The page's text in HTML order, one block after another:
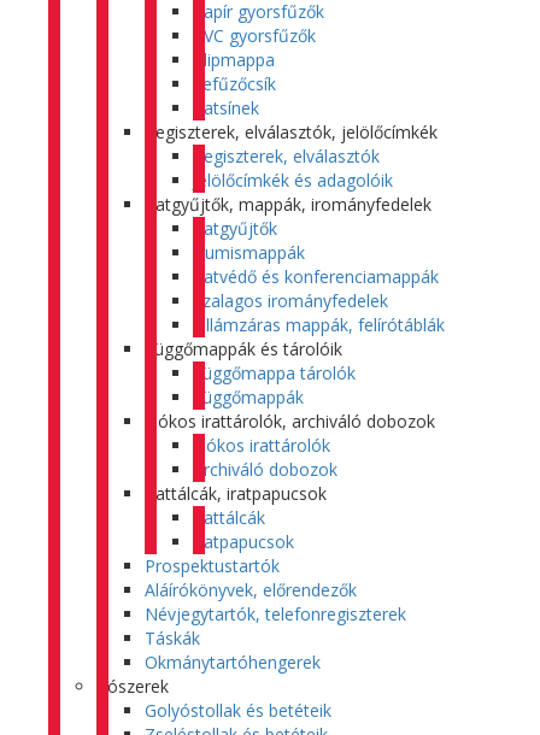
Papír gyorsfűzők
PVC gyorsfűzők
Klipmappa
Lefűzőcsík
Iratsínek
Regiszterek, elválasztók, jelölőcímkék
Regiszterek, elválasztók
Jelölőcímkék és adagolóik
Iratgyűjtők, mappák, irományfedelek
Iratgyűjtők
Gumismappák
Iratvédő és konferenciamappák
Szalagos irományfedelek
Villámzáras mappák, felírótáblák
Függőmappák és tárolóik
Függőmappa tárolók
Függőmappák
Fiókos irattárolók, archiváló dobozok
Fiókos irattárolók
Archiváló dobozok
Irattálcák, iratpapucsok
Irattálcák
Iratpapucsok
Prospektustartók
Aláírókönyvek, előrendezők
Névjegytartók, telefonregiszterek
Táskák
Okmánytartóhengerek
Írószerek
Golyóstollak és betéteik